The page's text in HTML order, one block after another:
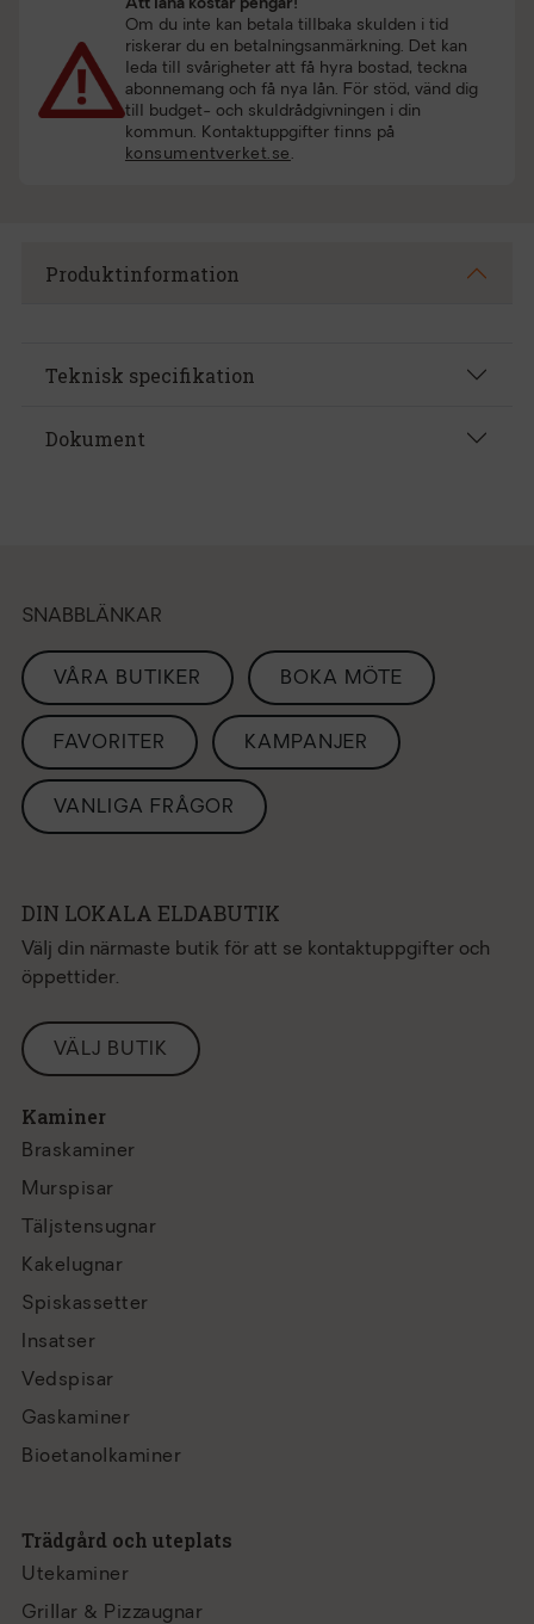
Att låna kostar pengar!
Om du inte kan betala tillbaka skulden i tid
riskerar du en betalningsanmärkning. Det kan
leda till svårigheter att få hyra bostad, teckna
abonnemang och få nya lån. För stöd, vänd dig
till budget- och skuldrådgivningen i din
kommun. Kontaktuppgifter finns på
konsumentverket.se .
Produktinformation
Teknisk specifikation
Dokument
SNABBLÄNKAR
VÅRA BUTIKER BOKA MÖTE
FAVORITER KAMPANJER
VANLIGA FRÅGOR
DIN LOKALA ELDABUTIK
Välj din närmaste butik för att se kontaktuppgifter och
öppettider.
VÄLJ BUTIK
Kaminer
Braskaminer
Murspisar
Täljstensugnar
Kakelugnar
Spiskassetter
Insatser
Vedspisar
Gaskaminer
Bioetanolkaminer
Trädgård och uteplats
Utekaminer
Grillar & Pizzaugnar